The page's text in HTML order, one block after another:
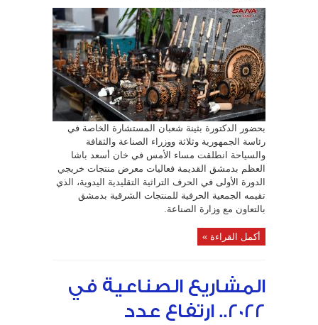
خريجي
دورة
الحرف
التراثية
التقليدية
اليدوية
الأولى
في
معرض
بخان
أسعد
باشا..
الدكتورة
شعبان:
المنتجات
تشكل
سورية
وتاريخها
مغلقة
بحضور الدكتورة بثينة شعبان المستشارة الخاصة في
رئاسة الجمهورية وثلاثة ووزراء الصناعة والثقافة
والسياحة انطلقت مساء الأمس في خان أسعد باشا
العظم بدمشق القديمة فعاليات معرض منتجات خريجي
الدورة الأولى في الحرف التراثية التقليدية اليدوية، الذي
تقيمه الجمعية الحرفية للمنتجات الشرقية بدمشق
بالتعاون مع وزارة الصناعة.
أكمل القراءة »
المشاريع الصناعية في
2022.. ارتفاع عدد